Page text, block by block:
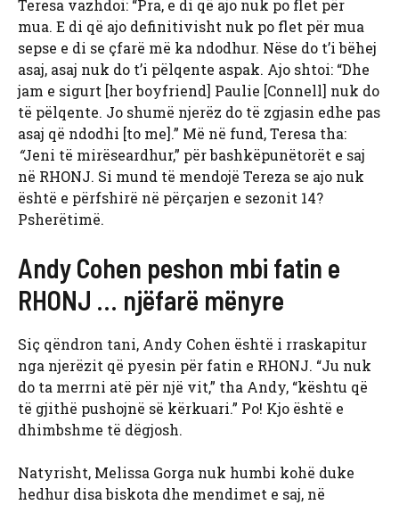
Teresa vazhdoi: “Pra, e di që ajo nuk po flet për
mua. E di që ajo definitivisht nuk po flet për mua
sepse e di se çfarë më ka ndodhur. Nëse do t’i bëhej
asaj, asaj nuk do t’i pëlqente aspak. Ajo shtoi: “Dhe
jam e sigurt [her boyfriend] Paulie [Connell] nuk do
të pëlqente. Jo shumë njerëz do të zgjasin edhe pas
asaj që ndodhi [to me].” Më në fund, Teresa tha:
“Jeni të mirëseardhur,” për bashkëpunëtorët e saj
në RHONJ. Si mund të mendojë Tereza se ajo nuk
është e përfshirë në përçarjen e sezonit 14?
Psherëtimë.
Andy Cohen peshon mbi fatin e
RHONJ … njëfarë mënyre
Siç qëndron tani, Andy Cohen është i rraskapitur
nga njerëzit që pyesin për fatin e RHONJ. “Ju nuk
do ta merrni atë për një vit,” tha Andy, “kështu që
të gjithë pushojnë së kërkuari.” Po! Kjo është e
dhimbshme të dëgjosh.
Natyrisht, Melissa Gorga nuk humbi kohë duke
hedhur disa biskota dhe mendimet e saj, në